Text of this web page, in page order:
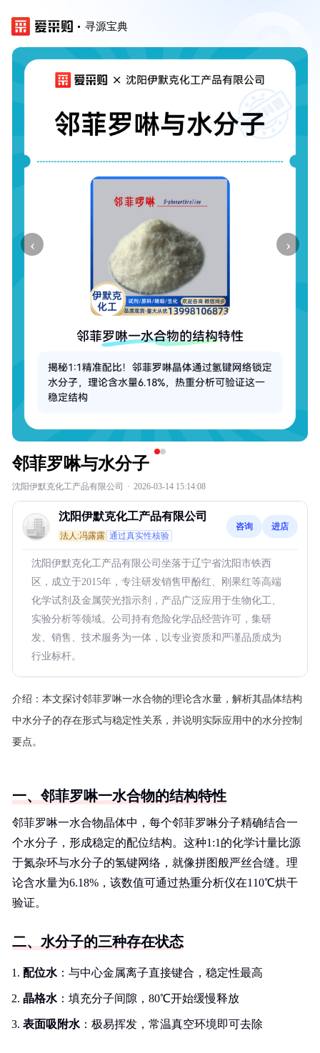
寻源宝典
‹ ›
邻菲罗啉与水分子
沈阳伊默克化工产品有限公司 · 2026-03-14 15:14:08
沈阳伊默克化工产品有限公司
法人:冯露露 通过真实性核验
咨询 进店
沈阳伊默克化工产品有限公司坐落于辽宁省沈阳市铁西
区，成立于2015年，专注研发销售甲酚红、刚果红等高端
化学试剂及金属荧光指示剂，产品广泛应用于生物化工、
实验分析等领域。公司持有危险化学品经营许可，集研
发、销售、技术服务为一体，以专业资质和严谨品质成为
行业标杆。
介绍： 本文探讨邻菲罗啉一水合物的理论含水量，解析其晶体结构
中水分子的存在形式与稳定性关系，并说明实际应用中的水分控制
要点。
一、邻菲罗啉一水合物的结构特性
邻菲罗啉一水合物晶体中，每个邻菲罗啉分子精确结合一
个水分子，形成稳定的配位结构。这种1:1的化学计量比源
于氮杂环与水分子的氢键网络，就像拼图般严丝合缝。理
论含水量为6.18%，该数值可通过热重分析仪在110℃烘干
验证。
二、水分子的三种存在状态
配位水 ：与中心金属离子直接键合，稳定性最高
晶格水 ：填充分子间隙，80℃开始缓慢释放
表面吸附水 ：极易挥发，常温真空环境即可去除